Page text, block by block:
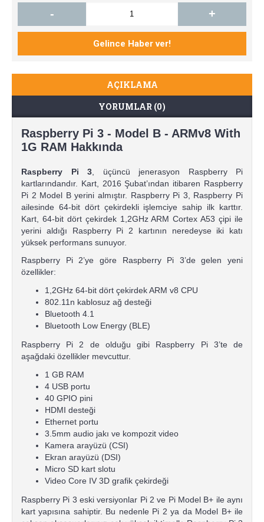
- +
AÇIKLAMA
YORUMLAR (0)
Raspberry Pi 3 - Model B - ARMv8 With
1G RAM Hakkında
Raspberry Pi 3 , üçüncü jenerasyon Raspberry Pi
kartlarındandır. Kart, 2016 Şubat’ından itibaren Raspberry
Pi 2 Model B yerini almıştır. Raspberry Pi 3, Raspberry Pi
ailesinde 64-bit dört çekirdekli işlemciye sahip ilk karttır.
Kart, 64-bit dört çekirdek 1,2GHz ARM Cortex A53 çipi ile
yerini aldığı Raspberry Pi 2 kartının neredeyse iki katı
yüksek performans sunuyor.
Raspberry Pi 2’ye göre Raspberry Pi 3’de gelen yeni
özellikler:
1,2GHz 64-bit dört çekirdek ARM v8 CPU
802.11n kablosuz ağ desteği
Bluetooth 4.1
Bluetooth Low Energy (BLE)
Raspberry Pi 2 de olduğu gibi Raspberry Pi 3’te de
aşağdaki özellikler mevcuttur.
1 GB RAM
4 USB portu
40 GPIO pini
HDMI desteği
Ethernet portu
3.5mm audio jakı ve kompozit video
Kamera arayüzü (CSI)
Ekran arayüzü (DSI)
Micro SD kart slotu
Video Core IV 3D grafik çekirdeği
Raspberry Pi 3 eski versiyonlar Pi 2 ve Pi Model B+ ile aynı
kart yapısına sahiptir. Bu nedenle Pi 2 ya da Model B+ ile